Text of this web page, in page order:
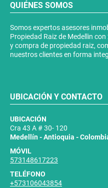
QUIÉNES SOMOS
Somos expertos asesores
Propiedad Raiz de Medellin
y compra de propiedad raiz,
nuestros clientes en forma
UBICACIÓN Y CONTACTO
UBICACIÓN
Cra 43 A # 30- 120
Medellín - Antioquia -
MÓVIL
573148617223
TELÉFONO
+573106043854